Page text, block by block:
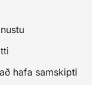
hafa samskipti